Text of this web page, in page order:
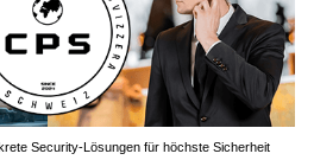
Security-Lösungen für höchste Sicherheit